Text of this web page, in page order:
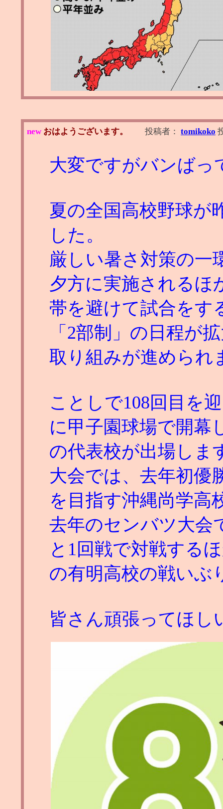
new おはようございます。 投稿者： tomikoko
大変ですがバンばっ
夏の全国高校野球が
した。
厳しい暑さ対策の一
夕方に実施されるほ
帯を避けて試合をす
「2部制」の日程が
取り組みが進められ
ことしで108回目を
に甲子園球場で開幕
の代表校が出場しま
大会では、去年初優
を目指す沖縄尚学高
去年のセンバツ大会
と1回戦で対戦する
の有明高校の戦いぶ
皆さん頑張ってほし